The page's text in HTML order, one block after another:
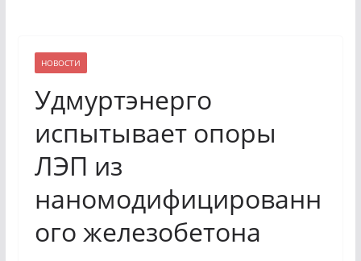
НОВОСТИ
Удмуртэнерго
испытывает опоры
ЛЭП из
наномодифицированн
ого железобетона